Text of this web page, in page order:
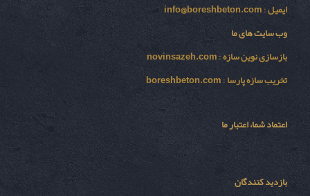
ایمیل:
info@boreshbeton.com
وب سایت های ما
بازسازی نوين سازه:
novinsazeh.com
تخریب سازه پارسا:
boreshbeton.com
اعتماد شما، اعتبار ما
بازدید کنندگان